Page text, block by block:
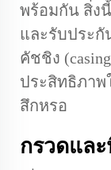
พร้อมกัน สิ่ง
และรับประกั
คัชชิง
ประสิทธิภาพ
สึกหรอ
กรวดแล